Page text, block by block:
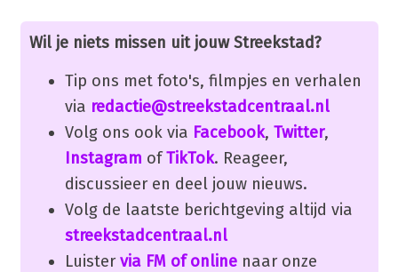
Wil je niets missen uit jouw Streekstad?
Tip ons met foto's, filmpjes en verhalen
via redactie@streekstadcentraal.nl
Volg ons ook via Facebook, Twitter,
Instagram ofTikTok. Reageer,
discussieer en deel jouw nieuws.
Volg de laatste berichtgeving altijd via
streekstadcentraal.nl
Luister via FM of onlinenaar onze